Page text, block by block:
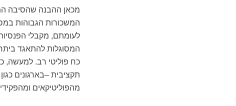
מכאן ההבנה שהסיבה
המשכורות הגבוהות
לעומתם, מקבלי
המסוגלות להתאגד
כח פוליטי רב. למעשה,
תקציבית –בארגונים
מהפוליטיקאים